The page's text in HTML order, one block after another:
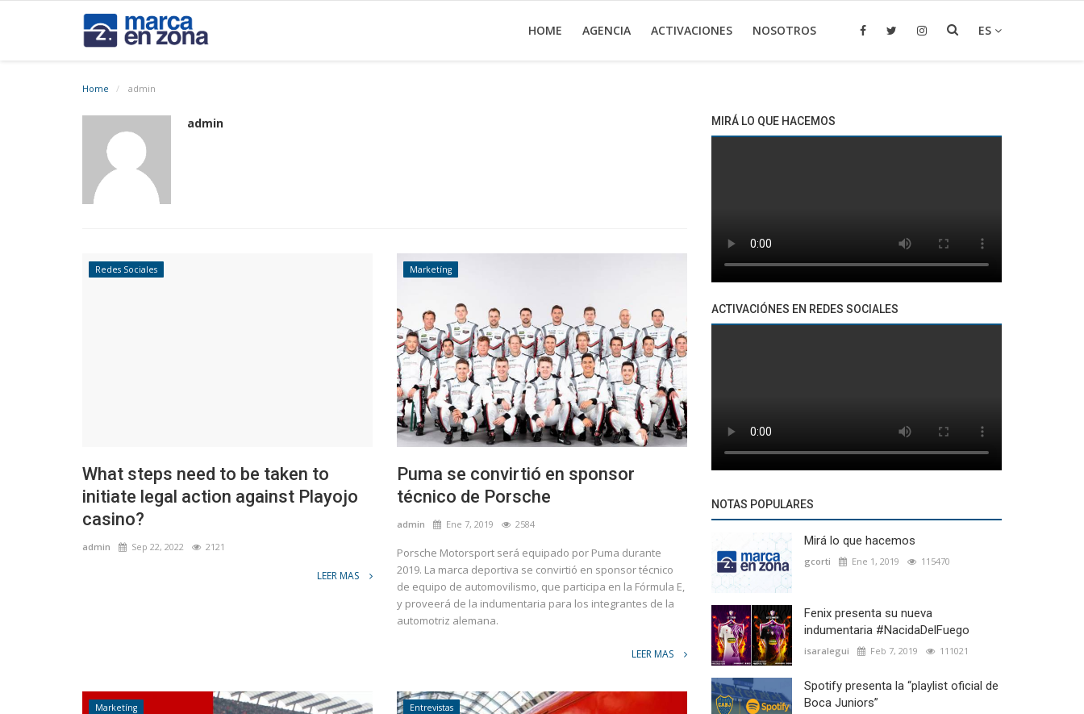
HOME AGENCIA ACTIVACIONES NOSOTROS ES
Home admin
admin
Redes Sociales
What steps need to be taken to
initiate legal action against Playojo
casino?
admin Sep 22, 2022 2121
LEER MAS
Marketíng
Puma se convirtió en sponsor
técnico de Porsche
admin Ene 7, 2019 2584
Porsche Motorsport será equipado por Puma durante
2019. La marca deportiva se convirtió en sponsor técnico
de equipo de automovilismo, que participa en la Fórmula E,
y proveerá de la indumentaria para los integrantes de la
automotriz alemana.
LEER MAS
Marketíng Entrevistas
MIRÁ LO QUE HACEMOS
ACTIVACIÓNES EN REDES SOCIALES
NOTAS POPULARES
Mirá lo que hacemos
gcorti Ene 1, 2019 115470
Fenix presenta su nueva
indumentaria #NacidaDelFuego
isaralegui Feb 7, 2019 111021
Spotify presenta la “playlist oficial de
Boca Juniors”